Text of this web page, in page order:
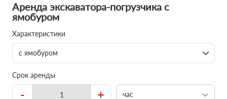
Аренда экскаватора-погрузчика с
ямобуром
Характеристики
с ямобуром
Срок аренды
- + час